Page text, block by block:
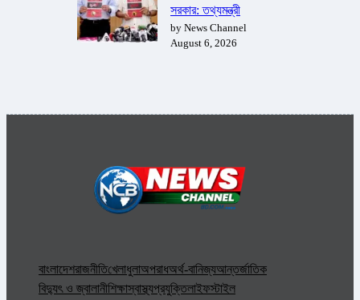
সরকার: তথ্যমন্ত্রী
by News Channel
August 6, 2026
বাংলাদেশরাজনীতিখেলাধুলাঅপরাধঅর্থ-বানিজ্যআন্তর্জাতিক
বিদ্যুৎ ও জ্বালানীশিক্ষাস্বাস্থ্যপ্রযুক্তিলাইফস্টাইল